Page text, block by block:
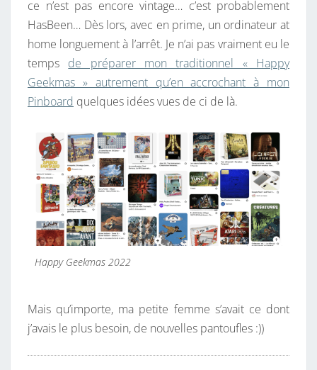
?
ce n’est pas encore vintage… c’est probablement
HasBeen… Dès lors, avec en prime, un ordinateur at
home longuement à l’arrêt. Je n’ai pas vraiment eu le
temps de préparer mon traditionnel « Happy
Geekmas » autrement qu’en accrochant à mon
Pinboard quelques idées vues de ci de là.
Happy Geekmas 2022
Mais qu’importe, ma petite femme s’avait ce dont
j’avais le plus besoin, de nouvelles pantoufles :))